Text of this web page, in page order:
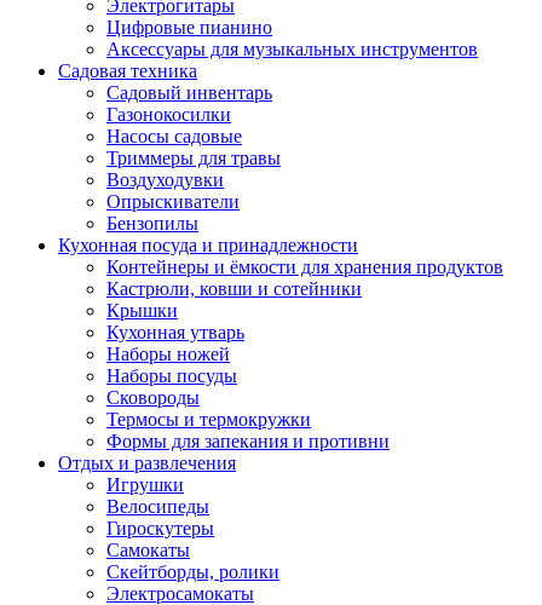
Электрогитары
Цифровые пианино
Аксессуары для музыкальных инструментов
Садовая техника
Садовый инвентарь
Газонокосилки
Насосы садовые
Триммеры для травы
Воздуходувки
Опрыскиватели
Бензопилы
Кухонная посуда и принадлежности
Контейнеры и ёмкости для хранения продуктов
Кастрюли, ковши и сотейники
Крышки
Кухонная утварь
Наборы ножей
Наборы посуды
Сковороды
Термосы и термокружки
Формы для запекания и противни
Отдых и развлечения
Игрушки
Велосипеды
Гироскутеры
Самокаты
Скейтборды, ролики
Электросамокаты